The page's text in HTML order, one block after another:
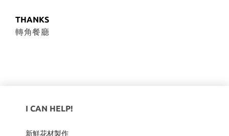
THANKS
轉角餐廳
I CAN HELP!
新鮮花材製作